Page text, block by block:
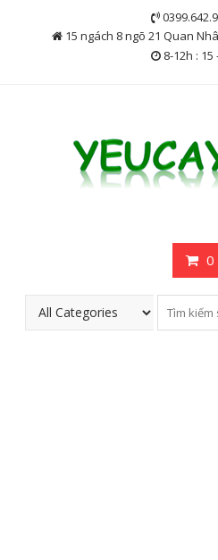
15 ngách 8 ngõ 21 Quan
8-12h : 15
0